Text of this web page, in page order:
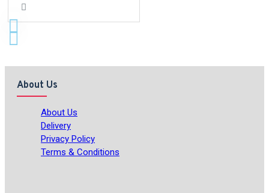
About Us
About Us
Delivery
Privacy Policy
Terms & Conditions